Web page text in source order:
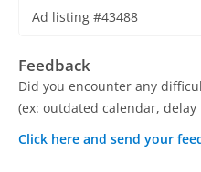
Ad listing #43488
Feedback
Did you encounter any
(ex: outdated calendar, delay
Click here and send your